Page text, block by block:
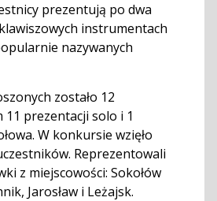
prezentują po dwa
instrumentach
nazywanych
zostało 12
11 prezentacji solo i 1
W konkursie wzięło
Reprezentowali
z miejscowości: Sokołów
Jarosław i Leżajsk.